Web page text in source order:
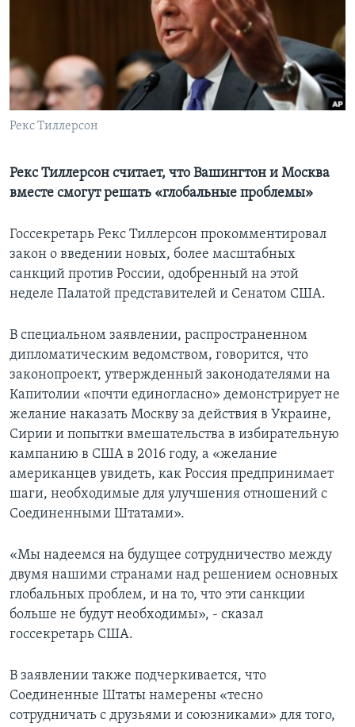
СОЦИАЛЬНЫЕ СЕТИ
Рекс Тиллерсон
Рекс Тиллерсон считает, что Вашингтон и Москва
вместе смогут решать «глобальные проблемы»
Госсекретарь Рекс Тиллерсон прокомментировал
закон о введении новых, более масштабных
санкций против России, одобренный на этой
неделе Палатой представителей и Сенатом США.
В специальном заявлении, распространенном
дипломатическим ведомством, говорится, что
законопроект, утвержденный законодателями на
Капитолии «почти единогласно» демонстрирует не
желание наказать Москву за действия в Украине,
Сирии и попытки вмешательства в избирательную
кампанию в США в 2016 году, а «желание
американцев увидеть, как Россия предпринимает
шаги, необходимые для улучшения отношений с
Соединенными Штатами».
«Мы надеемся на будущее сотрудничество между
двумя нашими странами над решением основных
глобальных проблем, и на то, что эти санкции
больше не будут необходимы», - сказал
госсекретарь США.
В заявлении также подчеркивается, что
Соединенные Штаты намерены «тесно
сотрудничать с друзьями и союзниками» для того,